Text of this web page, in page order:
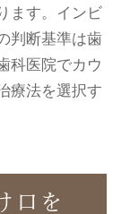
ます。インビ
判断基準は歯
科医院でカウ
療法を選択す
口を